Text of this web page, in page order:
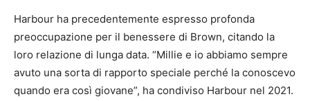
Harbour ha precedentemente espresso profonda
preoccupazione per il benessere di Brown, citando la
loro relazione di lunga data. “Millie e io abbiamo sempre
avuto una sorta di rapporto speciale perché la conoscevo
quando era così giovane”, ha condiviso Harbour nel 2021.